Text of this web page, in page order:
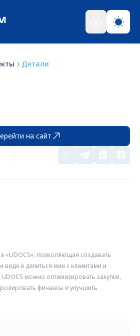
Детали
на сайт
«UDOCS», позволяющая создавать
виде и делиться ими с клиентами и
можно оптимизировать закупки,
финансы и улучшить